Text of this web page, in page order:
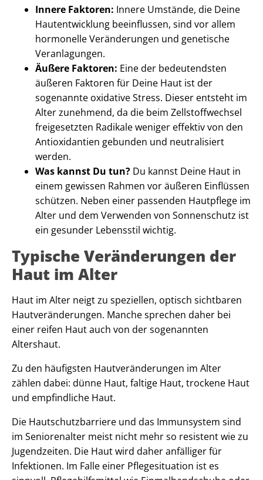
Innere Faktoren: Innere Umstände, die Deine
Hautentwicklung beeinflussen, sind vor allem
hormonelle Veränderungen und genetische
Veranlagungen.
Äußere Faktoren: Eine der bedeutendsten
äußeren Faktoren für Deine Haut ist der
sogenannte oxidative Stress. Dieser entsteht im
Alter zunehmend, da die beim Zellstoffwechsel
freigesetzten Radikale weniger effektiv von den
Antioxidantien gebunden und neutralisiert
werden.
Was kannst Du tun? Du kannst Deine Haut in
einem gewissen Rahmen vor äußeren Einflüssen
schützen. Neben einer passenden Hautpflege im
Alter und dem Verwenden von Sonnenschutz ist
ein gesunder Lebensstil wichtig.
Typische Veränderungen der
Haut im Alter
Haut im Alter neigt zu speziellen, optisch sichtbaren
Hautveränderungen. Manche sprechen daher bei
einer reifen Haut auch von der sogenannten
Altershaut.
Zu den häufigsten Hautveränderungen im Alter
zählen dabei: dünne Haut, faltige Haut, trockene Haut
und empfindliche Haut.
Die Hautschutzbarriere und das Immunsystem sind
im Seniorenalter meist nicht mehr so resistent wie zu
Jugendzeiten. Die Haut wird daher anfälliger für
Infektionen. Im Falle einer Pflegesituation ist es